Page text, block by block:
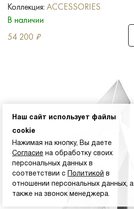
Коллекция: ACCESSORIES
В наличии
54 200 ₽
Наш сайт использует файлы
cookie
Нажимая на кнопку, Вы даете
Согласие на обработку своих
персональных данных в
соответствии с
Политикой в
отношении персональных данных, а
также на звонок менеджера.